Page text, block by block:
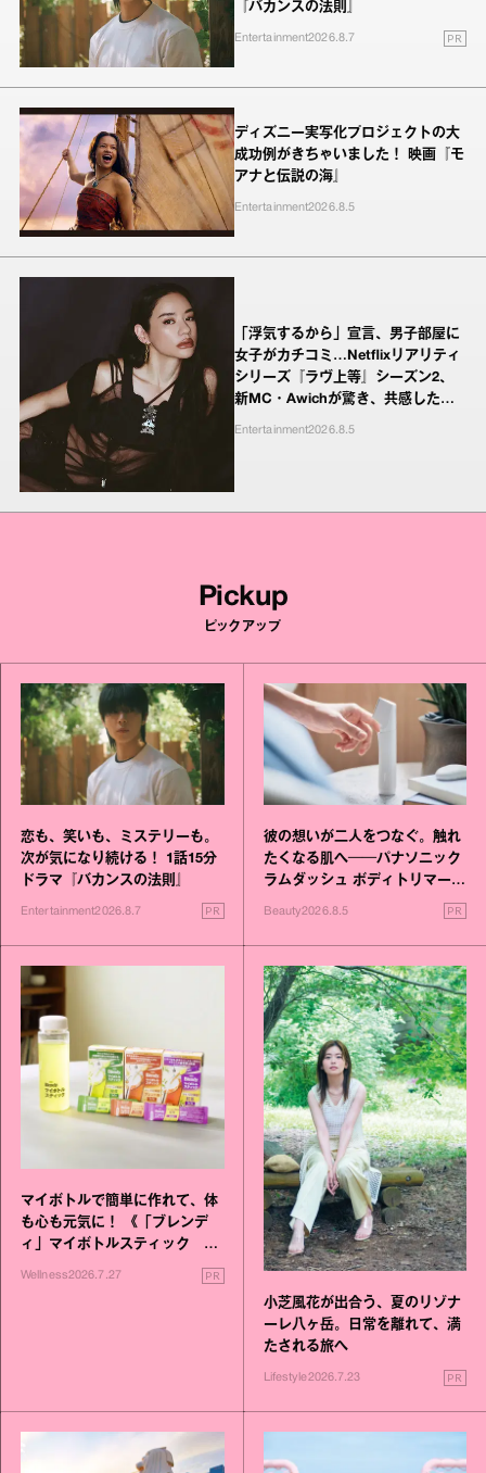
『バカンスの法則』
Entertainment2026.8.7 PR
ディズニー実写化プロジェクトの大
成功例がきちゃいました！ 映画『モ
アナと伝説の海』
Entertainment2026.8.5
「浮気するから」宣言、男子部屋に
女子がカチコミ…Netflixリアリティ
シリーズ『ラヴ上等』シーズン2、
新MC・Awichが驚き、共感したヤ
Entertainment2026.8.5
Pickup
ピックアップ
恋も、笑いも、ミステリーも。
次が気になり続ける！ 1話15分
ドラマ『バカンスの法則』
Entertainment2026.8.7 PR
彼の想いが二人をつなぐ。触れ
たくなる肌へ──パナソニック
ラムダッシュ ボディトリマーが
Beauty2026.8.5 PR
マイボトルで簡単に作れて、体
も心も元気に！ 《「ブレンデ
ィ」マイボトルスティック い
いこと毎日》シリーズが誕生
Wellness2026.7.27 PR
小芝風花が出合う、夏のリゾナ
ーレ八ヶ岳。日常を離れて、満
たされる旅へ
Lifestyle2026.7.23 PR